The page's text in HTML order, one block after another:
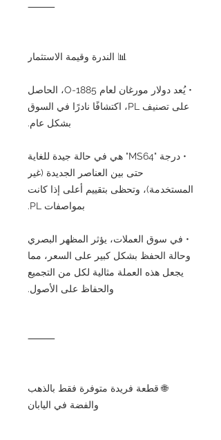
⸻
📊 الندرة وقيمة الاستثمار
• يُعد دولار مورغان لعام 1885-O، الحاصل
على تصنيف PL، اكتشافًا نادرًا في السوق
بشكل عام.
• درجة "MS64" هي في حالة جيدة للغاية
حتى بين العناصر الجديدة (غير
المستخدمة)، وتحظى بتقييم أعلى إذا كانت
بمواصفات PL.
• في سوق العملات، يؤثر المظهر البصري
وحالة الحفظ بشكل كبير على السعر، مما
يجعل هذه العملة مثالية لكل من التجميع
والحفاظ على الأصول.
⸻
🌐 قطعة فريدة متوفرة فقط بالذهب
والفضة في اليابان